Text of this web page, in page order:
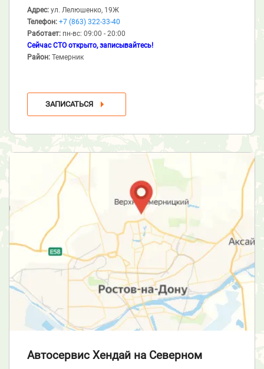
Адрес: ул. Лелюшенко, 19Ж
Телефон: +7 (863) 322-33-40
Работает: пн-вс: 09:00 - 20:00
Сейчас СТО открыто, записывайтесь!
Район: Темерник
ЗАПИСАТЬСЯ
Автосервис Хендай на Северном